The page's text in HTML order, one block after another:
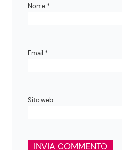
Nome *
Email *
Sito web